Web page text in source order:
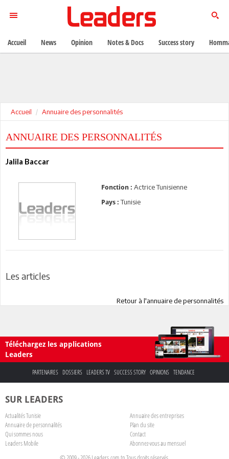
Accueil Annuaire des personnalités
ANNUAIRE DES PERSONNALITÉS
Jalila Baccar
Fonction : Actrice Tunisienne
Pays : Tunisie
Les articles
Retour à l'annuaire de personnalités
Téléchargez les applications
Leaders
PARTENAIRES DOSSIERS LEADERS TV SUCCESS STORY OPINIONS TENDANCE
SUR LEADERS
Actualités Tunisie
Annuaire des entreprises
Annuaire de personnalités
Plan du site
Qui sommes nous
Contact
Leaders Mobile
Abonnez-vous au mensuel
Accueil News Opinion Notes & Docs Success story